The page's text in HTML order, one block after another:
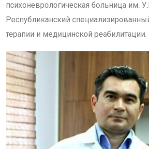
психоневрологическая больница им.
Республиканский
терапии и медицинской реабилитации.